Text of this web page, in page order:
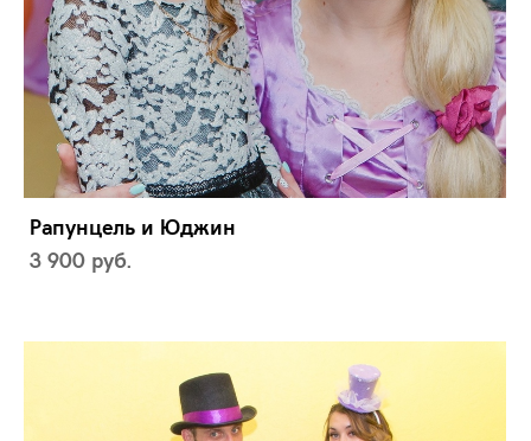
Рапунцель и Юджин
3 900 pуб.